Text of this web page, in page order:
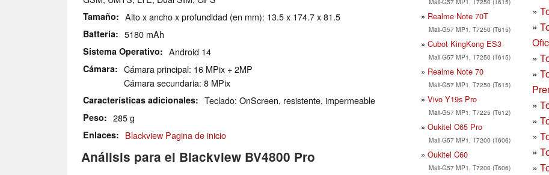
Tamaño Alto x ancho x profundidad (en mm): 13.5 x 174.7 x 81.5
Battería 5180 mAh
Sistema Operativo Android 14
Cámara
Cámara principal: 16 MPix + 2MP
Cámara secundaria: 8 MPix
Características adicionales Teclado: OnScreen, resistente, impermeable
Peso 285 g
Enlaces Blackview Pagina de inicio
Análisis para el Blackview BV4800 Pro
Realme Note 70T
Mali-G57 MP1, T7250 (T615)
Cubot KingKong ES3
Mali-G57 MP1, T7250 (T615)
Realme Note 70
Mali-G57 MP1, T7250 (T615)
Vivo Y19s Pro
Mali-G57 MP1, T7225 (T612)
Oukitel C65 Pro
Mali-G57 MP1, T7200 (T606)
Oukitel C60
Mali-G57 MP1, T7200 (T606)
»
»
»
»
»
»
»
»
»